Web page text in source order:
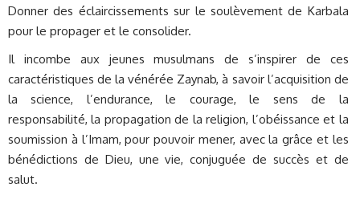
Donner des éclaircissements sur le soulèvement de Karbala
pour le propager et le consolider.
Il incombe aux jeunes musulmans de s’inspirer de ces
caractéristiques de la vénérée Zaynab, à savoir l’acquisition de
la science, l’endurance, le courage, le sens de la
responsabilité, la propagation de la religion, l’obéissance et la
soumission à l’Imam, pour pouvoir mener, avec la grâce et les
bénédictions de Dieu, une vie, conjuguée de succès et de
salut.